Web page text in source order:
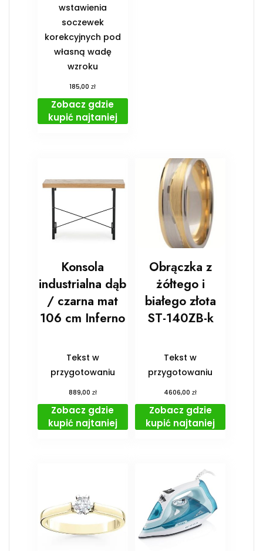
wstawienia
soczewek
korekcyjnych pod
własną wadę
wzroku
185,00zł
Zobacz gdzie
kupić najtaniej
Konsola
industrialna dąb
/ czarna mat
106 cm Inferno
Tekst w
przygotowaniu
889,00 zł
Zobacz gdzie
kupić najtaniej
Obrączka z
żółtego i
białego złota
ST-140ZB-k
Tekst w
przygotowaniu
4606,00zł
Zobacz gdzie
kupić najtaniej